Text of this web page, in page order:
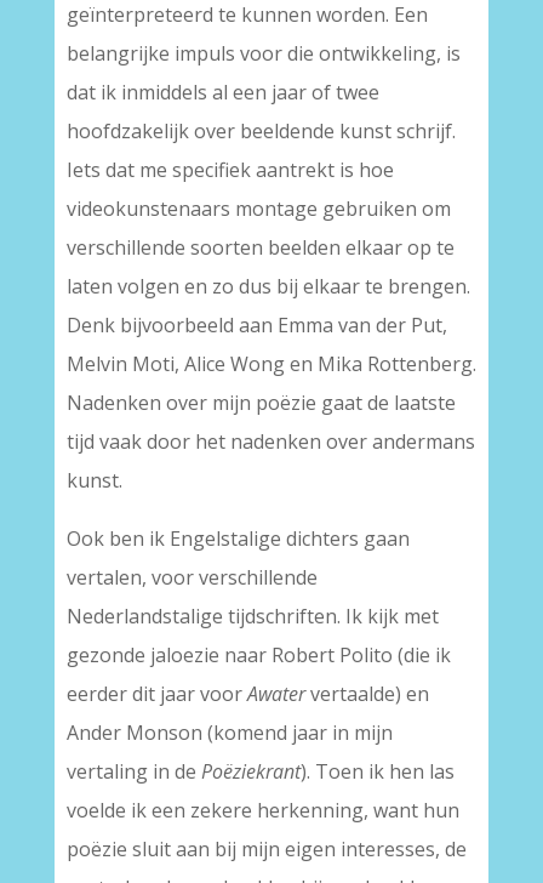
geïnterpreteerd te kunnen worden. Een
belangrijke impuls voor die ontwikkeling, is
dat ik inmiddels al een jaar of twee
hoofdzakelijk over beeldende kunst schrijf.
Iets dat me specifiek aantrekt is hoe
videokunstenaars montage gebruiken om
verschillende soorten beelden elkaar op te
laten volgen en zo dus bij elkaar te brengen.
Denk bijvoorbeeld aan Emma van der Put,
Melvin Moti, Alice Wong en Mika Rottenberg.
Nadenken over mijn poëzie gaat de laatste
tijd vaak door het nadenken over andermans
kunst.
Ook ben ik Engelstalige dichters gaan
vertalen, voor verschillende
Nederlandstalige tijdschriften. Ik kijk met
gezonde jaloezie naar Robert Polito (die ik
eerder dit jaar voorAwatervertaalde) en
Ander Monson (komend jaar in mijn
vertaling in de Poëziekrant). Toen ik hen las
voelde ik een zekere herkenning, want hun
poëzie sluit aan bij mijn eigen interesses, de